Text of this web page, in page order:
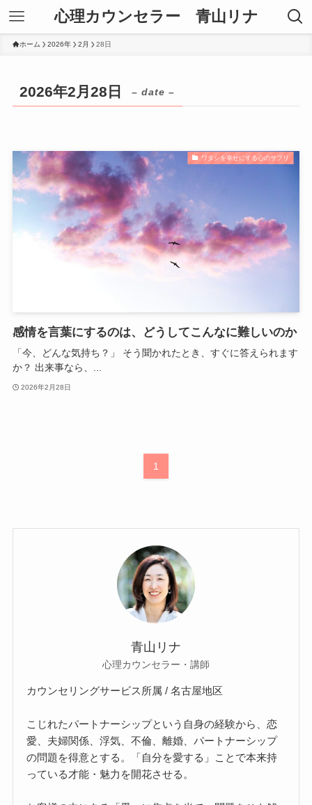
心理カウンセラー 青山リナ
ホーム 2026年 2月 28日
2026年2月28日 – date –
ワタシを幸せにする心のサプリ
感情を言葉にするのは、どうしてこんなに難しいのか
「今、どんな気持ち？」 そう聞かれたとき、すぐに答えられます
か？ 出来事なら、...
2026年2月28日
1
青山リナ
心理カウンセラー・講師
カウンセリングサービス所属 / 名古屋地区
こじれたパートナーシップという自身の経験から、恋
愛、夫婦関係、浮気、不倫、離婚、パートナーシップ
の問題を得意とする。「自分を愛する」ことで本来持
っている才能・魅力を開花させる。